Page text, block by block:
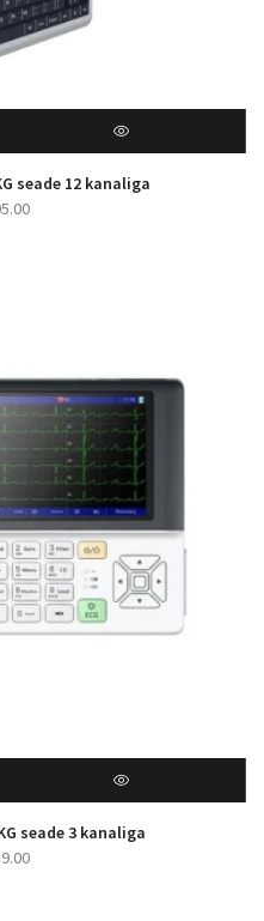
seade 12 kanaliga
seade 3 kanaliga